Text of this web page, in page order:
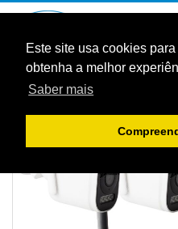
Este site usa cookies
obtenha a melhor
Saber mais
Conteúdo
Saltar